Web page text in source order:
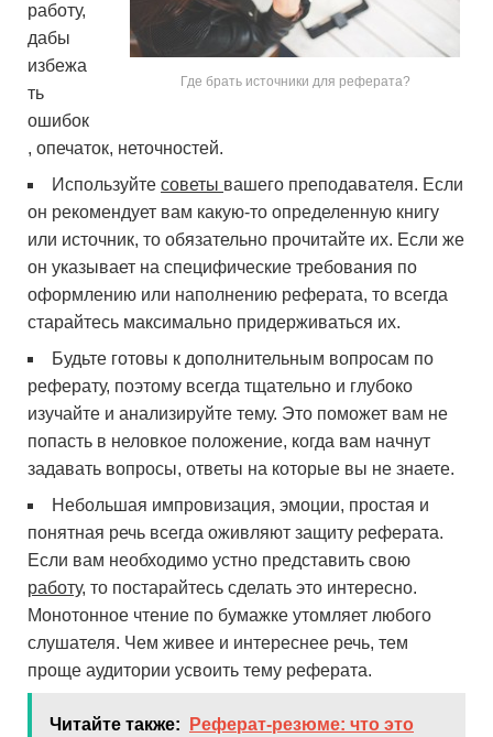
Где брать источники для реферата?
работу,
дабы
избежа
ть
ошибок
, опечаток, неточностей.
Используйте советы вашего преподавателя. Если
он рекомендует вам какую-то определенную книгу
или источник, то обязательно прочитайте их. Если же
он указывает на специфические требования по
оформлению или наполнению реферата, то всегда
старайтесь максимально придерживаться их.
Будьте готовы к дополнительным вопросам по
реферату, поэтому всегда тщательно и глубоко
изучайте и анализируйте тему. Это поможет вам не
попасть в неловкое положение, когда вам начнут
задавать вопросы, ответы на которые вы не знаете.
Небольшая импровизация, эмоции, простая и
понятная речь всегда оживляют защиту реферата.
Если вам необходимо устно представить свою
работу, то постарайтесь сделать это интересно.
Монотонное чтение по бумажке утомляет любого
слушателя. Чем живее и интереснее речь, тем
проще аудитории усвоить тему реферата.
Читайте также:
Реферат-резюме: что это